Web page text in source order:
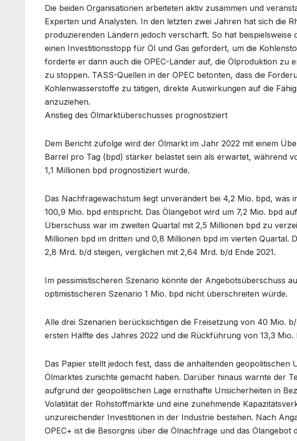
Die beiden Organisationen arbeiteten aktiv zusammen und
Experten und Analysten. In den letzten zwei Jahren hat sich die
produzierenden Ländern jedoch verschärft. So hat
einen Investitionsstopp für Öl und Gas gefordert, um die
forderte er dann auch die OPEC-Länder auf, die Ölproduktion zu
zu stoppen. TASS-Quellen in der OPEC betonten, dass die
Kohlenwasserstoffe zu tätigen, direkte Auswirkungen auf die
anzuziehen.
Anstieg des Ölmarktüberschusses prognostiziert
Dem Bericht zufolge wird der Ölmarkt im Jahr 2022 mit einem
Barrel pro Tag (bpd) stärker belastet sein als erwartet, während
1,1 Millionen bpd prognostiziert wurde.
Das Nachfragewachstum liegt unverändert bei 4,2 Mio. bpd, was
100,9 Mio. bpd entspricht. Das Ölangebot wird um 7,2 Mio. bpd
Überschuss war im zweiten Quartal mit 2,5 Millionen bpd zu
Millionen bpd im dritten und 0,8 Millionen bpd im vierten Quartal.
2,8 Mrd. b/d steigen, verglichen mit 2,64 Mrd. b/d Ende 2021.
Im pessimistischeren Szenario könnte der Angebotsüberschuss
optimistischeren Szenario 1 Mio. bpd nicht überschreiten würde.
Alle drei Szenarien berücksichtigen die Freisetzung von 40 Mio.
ersten Hälfte des Jahres 2022 und die Rückführung von 13,3
Das Papier stellt jedoch fest, dass die anhaltenden
Ölmarktes zunichte gemacht haben. Darüber hinaus warnte der
aufgrund der geopolitischen Lage ernsthafte Unsicherheiten in
Volatilität der Rohstoffmärkte und eine zunehmende
unzureichender Investitionen in der Industrie bestehen. Nach
OPEC+ ist die Besorgnis über die Ölnachfrage und das Ölangebot